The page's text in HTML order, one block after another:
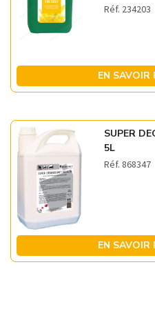
Réf. 234203
EN SAVOIR
SUPER
5L
Réf. 868347
EN SAVOIR